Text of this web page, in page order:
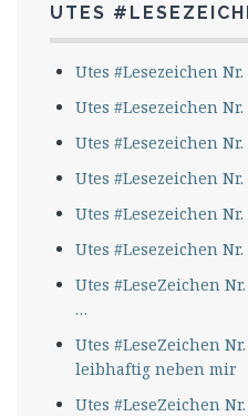
UTES
Utes #Lesezeichen
Utes #Lesezeichen
Utes #Lesezeichen
Utes #Lesezeichen
Utes #Lesezeichen
Utes #Lesezeichen
Utes #LeseZeichen
…
Utes #LeseZeichen
leibhaftig neben mir
Utes #LeseZeichen